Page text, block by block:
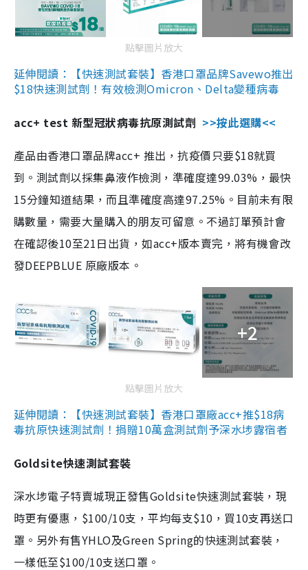
點擊圖片放大
延伸閱讀：【快速測試套裝】香港口罩品牌Savewo推出
$18快速測試劑！有效檢測Omicron、Delta變種病毒
acc+ test 新型冠狀病毒抗原測試劑 >>按此選購<<
產品由香港口罩品牌acc+ 推出，抗疫價只要$18就買
到。測試劑以採集鼻液作檢測，準確度達99.03%，最快
15分鐘知道結果，而且準確度高達97.25%。目前未有限
購數量，需要大量購入的朋友可留意。不過訂單預計會
在確認後10至21日出貨，如acc+版本賣完，將有機會改
發DEEPBLUE 原廠版本。
+2
點擊圖片放大
延伸閱讀：【快速測試套裝】香港口罩廠acc+推$18病
毒抗原快速測試劑！捐贈10萬盒測試劑予深水埗露宿者
Goldsite快速測試套裝
深水埗電子特賣城現正發售Goldsite快速測試套裝，現
時更有優惠，$100/10支，平均每支$10，買10支再送口
罩。另外有售YHLO及Green Spring的快速測試套裝，
一樣低至$100/10支送口罩。